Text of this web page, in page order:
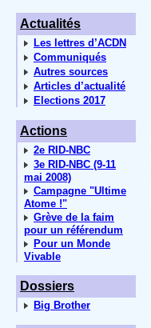
Actualités
Les lettres d’ACDN
Communiqués
Autres sources
Articles d’actualité
Elections 2017
Actions
2e RID-NBC
3e RID-NBC (9-11
mai 2008)
Campagne "Ultime
Atome !"
Grève de la faim
pour un référendum
Pour un Monde
Vivable
Dossiers
Big Brother